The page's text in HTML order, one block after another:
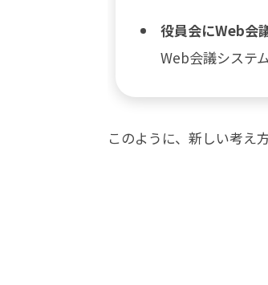
役員会にWeb会
Web会議システ
このように、新しい考え